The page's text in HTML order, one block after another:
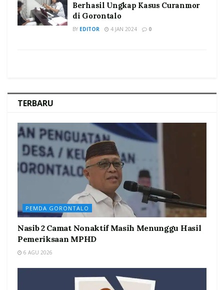
Berhasil Ungkap Kasus Curanmor
di Gorontalo
BY EDITOR 4 JAN 2024 0
TERBARU
PEMDA GORONTALO
Nasib 2 Camat Nonaktif Masih Menunggu Hasil
Pemeriksaan MPHD
6 AGU 2026